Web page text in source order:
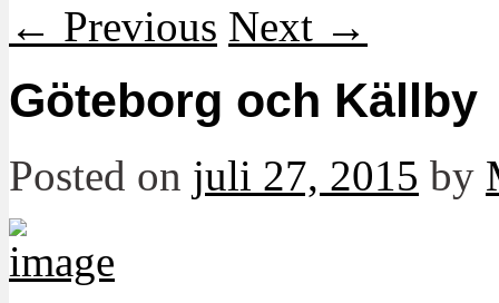
← Previous Next →
Göteborg och Källby
Posted on juli 27, 2015 by